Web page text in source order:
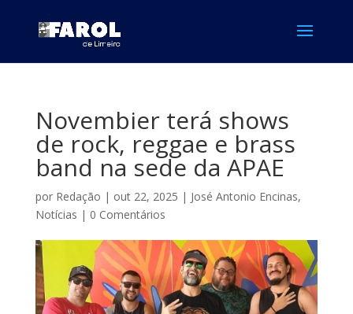
Novembier terá shows
de rock, reggae e brass
band na sede da APAE
por Redação | out 22, 2025 | José Antonio Encinas,
Notícias | 0 Comentários